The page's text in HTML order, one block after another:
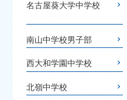
名古屋葵大学中学校
南山中学校男子部
西大和学園中学校
北嶺中学校